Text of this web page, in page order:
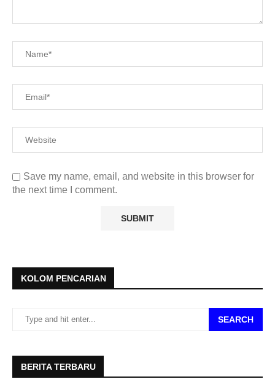
Save my name, email, and website in this browser for
the next time I comment.
KOLOM PENCARIAN
SEARCH
BERITA TERBARU